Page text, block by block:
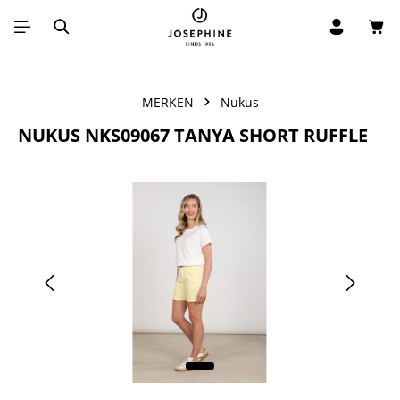
Ga naar de hoofdinhoud
MERKEN Nukus
NUKUS NKS09067 TANYA SHORT RUFFLE